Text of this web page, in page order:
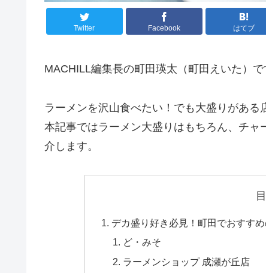
Twitter Facebook はてブ
MACHILL編集長の町田瑛太（町田えいた）で
ラーメンを沢山食べたい！でも大盛りがある
本記事ではラーメン大盛りはもちろん、チ
介します。
デカ盛り好き必見！町田でおすす
ど・みそ
ラーメンショップ 成瀬が丘店